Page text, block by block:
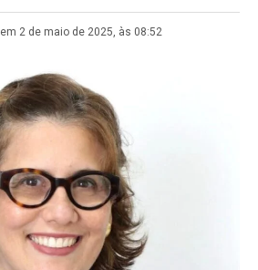
em 2 de maio de 2025, às 08:52